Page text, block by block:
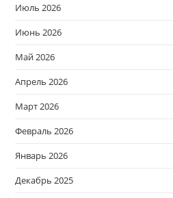
Июль 2026
Июнь 2026
Май 2026
Апрель 2026
Март 2026
Февраль 2026
Январь 2026
Декабрь 2025